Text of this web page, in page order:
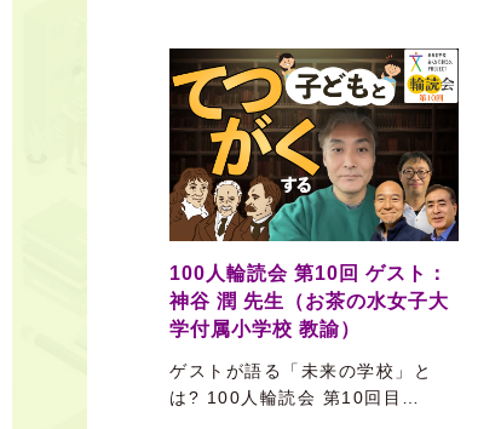
100人輪読会 第10回 ゲスト：
神谷 潤 先生（お茶の水女子大
学付属小学校 教諭）
ゲストが語る「未来の学校」と
は? 100人輪読会 第10回目…